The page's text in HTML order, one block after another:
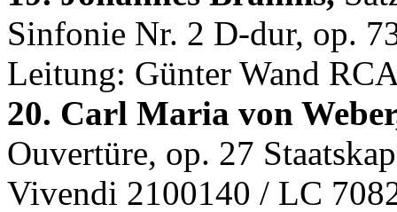
Sinfonie Nr. 2 D-dur, op.
Leitung: Günter Wand
20. Carl Maria von
Ouvertüre, op. 27
Vivendi 2100140 / LC